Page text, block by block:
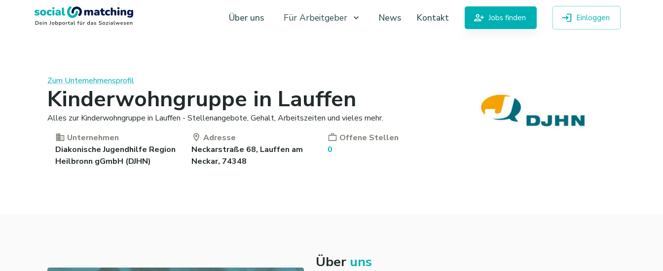
Über uns Für Arbeitgeber News Kontakt Jobs finden Einloggen
Zum Unternehmensprofil
Kinderwohngruppe in Lauffen
Alles zur Kinderwohngruppe in Lauffen - Stellenangebote, Gehalt, Arbeitszeiten und vieles mehr.
Unternehmen
Diakonische Jugendhilfe Region
Heilbronn gGmbH (DJHN)
Adresse
Neckarstraße 68, Lauffen am
Neckar, 74348
Offene Stellen
0
Über uns